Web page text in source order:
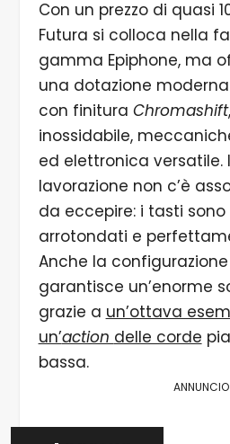
Con un prezzo di quasi
Futura si colloca nella
gamma Epiphone, ma
una dotazione
con finitura Chromashift
inossidabile,
ed elettronica versatile.
lavorazione non c’è
da eccepire: i tasti
arrotondati e
Anche la
garantisce un’enorme
grazie a un’ottava
un’action delle corde
bassa.
ANNUNCIO